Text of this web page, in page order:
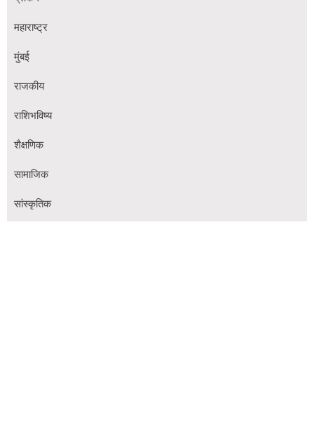
महाराष्ट्र
मुंबई
राजकीय
राशिभविष्य
शैक्षणिक
सामाजिक
सांस्कृतिक